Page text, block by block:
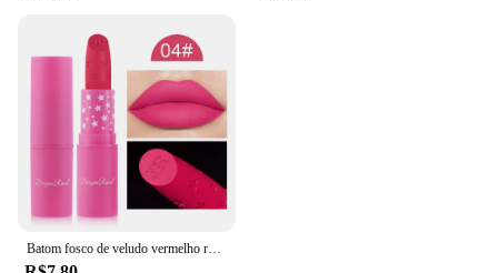
Batom fosco de veludo vermelho rosa, 9 cores, à prova d'água, hidratante, estrelas de longa duração, não é fácil de desbotar, nude labial preto